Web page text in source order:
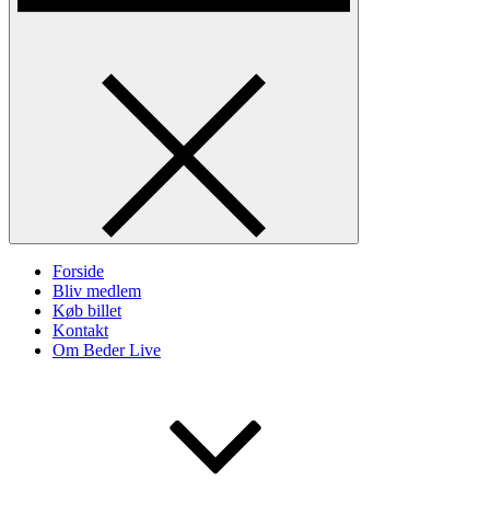
Forside
Bliv medlem
Køb billet
Kontakt
Om Beder Live